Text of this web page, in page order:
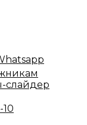
10
слайдер